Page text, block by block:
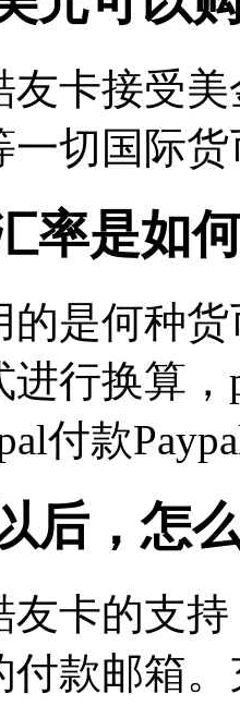
友卡接受
一切国际
率是如
的是何种
进行换算
付款
后，怎
友卡的支
付款邮箱